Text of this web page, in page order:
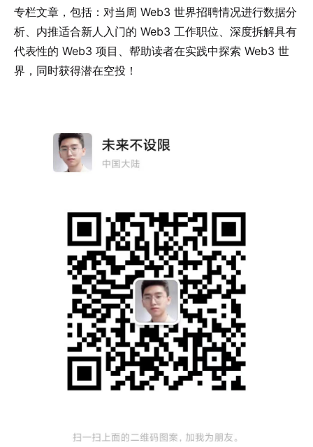
专栏文章，包括：对当周 Web3 世界招聘情况进行数据分
析、内推适合新人入门的 Web3 工作职位、深度拆解具有
代表性的 Web3 项目、帮助读者在实践中探索 Web3 世
界，同时获得潜在空投！